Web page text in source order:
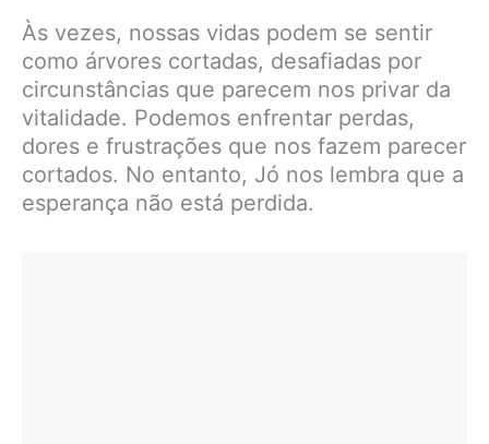
Às vezes, nossas vidas podem se sentir
como árvores cortadas, desafiadas por
circunstâncias que parecem nos privar da
vitalidade. Podemos enfrentar perdas,
dores e frustrações que nos fazem parecer
cortados. No entanto, Jó nos lembra que a
esperança não está perdida.